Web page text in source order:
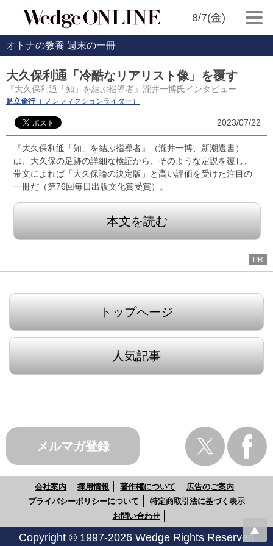
8/7(金)
オトナの教養 週末の一冊
大久保利通「冷酷なリアリスト像」を覆す
『大久保利通「知」を結ぶ指導者』瀧井一博氏インタビュー
足立倫行（ ノンフィクションライター）
2023/07/22
『大久保利通「知」を結ぶ指導者』（瀧井一博、新潮選書）
は、大久保の足跡の詳細な検証から、そのような定説を覆し、
帯文によれば「大久保論の決定版」と高い評価を受けた注目の
一冊だ（第76回毎日出版文化賞受賞）。
本文を読む
PR
トップページ
人気記事
メルマガ登録
会社案内 採用情報 著作権について
広告のご案内
プライバシーポリシーについて
特定商取引法に基づく表示
お問い合わせ
Copyright © 1997-2026 Wedge Rights Reserved